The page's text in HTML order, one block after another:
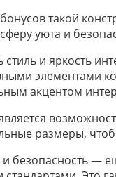
такой
уюта и
стиль и яркость
элементами
акцентом
размеры,
и безопасность —